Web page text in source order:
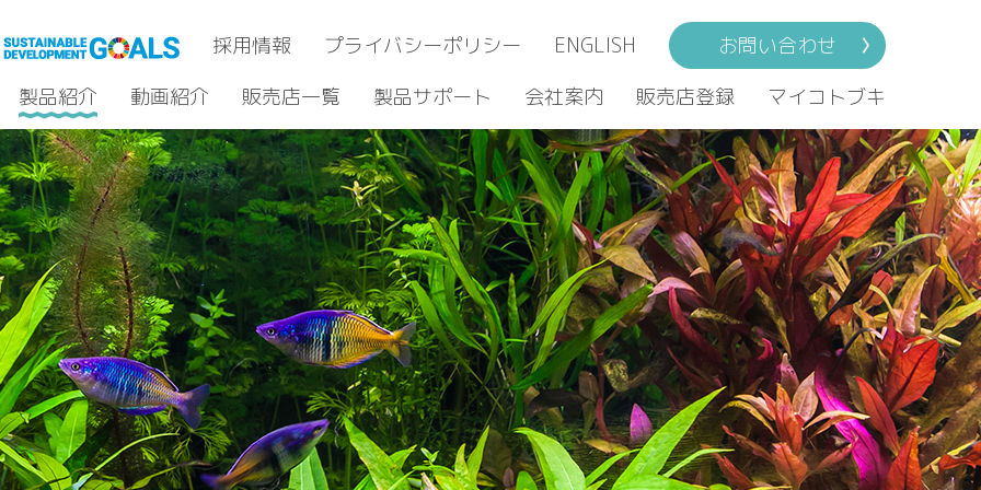
採用情報 プライバシーポリシー ENGLISH
お問い合わせ
製品紹介
動画紹介 販売店一覧 製品サポート 会社案内 販売店登録 マイコトブキ